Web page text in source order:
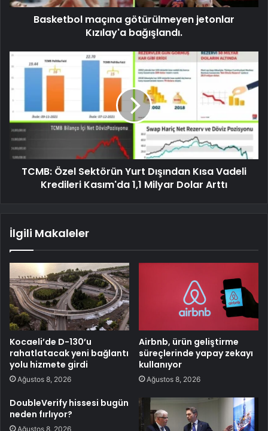
Basketbol maçına götürülmeyen jetonlar
Kızılay'a bağışlandı.
TCMB: Özel Sektörün Yurt Dışından Kısa Vadeli
Kredileri Kasım'da 1,1 Milyar Dolar Arttı
İlgili Makaleler
Kocaeli’de D-130’u
rahatlatacak yeni bağlantı
yolu hizmete girdi
Ağustos 8, 2026
Airbnb, ürün geliştirme
süreçlerinde yapay zekayı
kullanıyor
Ağustos 8, 2026
DoubleVerify hissesi bugün
neden fırlıyor?
Ağustos 8, 2026